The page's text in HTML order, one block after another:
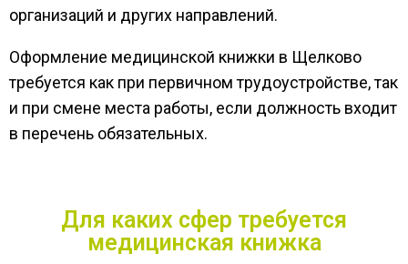
организаций и других направлений.
Оформление медицинской книжки в Щелково
требуется как при первичном трудоустройстве, так
и при смене места работы, если должность входит
в перечень обязательных.
Для каких сфер требуется
медицинская книжка